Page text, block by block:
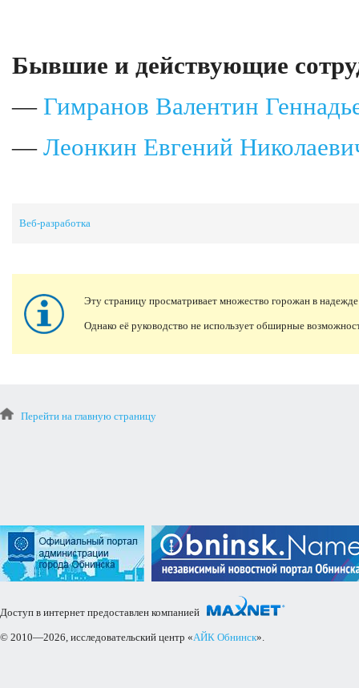
Бывшие и действующие
— Гимранов Валентин
— Леонкин Евгений
Веб-разработка
Эту страницу просматривает множество горожан в
Однако её руководство не использует обширные
Перейти на главную страницу
Доступ в интернет предоставлен компанией
© 2010—2026, исследовательский центр «АЙК Обнинск».